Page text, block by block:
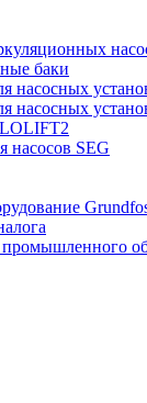
баки
насосных
насосных
насосов SEG
промышленного